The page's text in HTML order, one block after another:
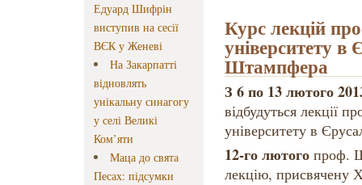
Едуард Шифрін
виступив на сесії
ВЄК у Женеві
На Закарпатті
відновлять
унікальну синагогу
у селі Великі
Ком’яти
Маца до свята
Песах: підсумки
Курс лекцій
університету
Штампфера
З 6 по 13 лютого
відбудуться лекції
університету в
12-го лютогопроф.
лекцію, присвячену